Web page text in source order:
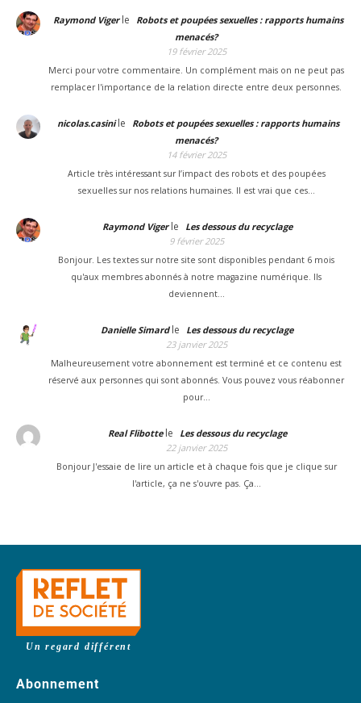
Raymond Vigerle
Robots et poupées sexuelles : rapports humains
menacés?
19 février 2025
Merci pour votre commentaire. Un complément mais on ne peut pas
remplacer l'importance de la relation directe entre deux personnes.
nicolas.casinile
Robots et poupées sexuelles : rapports humains
menacés?
14 février 2025
Article très intéressant sur l’impact des robots et des poupées
sexuelles sur nos relations humaines. Il est vrai que ces…
Raymond Vigerle
Les dessous du recyclage
9 février 2025
Bonjour. Les textes sur notre site sont disponibles pendant 6 mois
qu'aux membres abonnés à notre magazine numérique. Ils
deviennent…
Danielle Simardle
Les dessous du recyclage
23 janvier 2025
Malheureusement votre abonnement est terminé et ce contenu est
réservé aux personnes qui sont abonnés. Vous pouvez vous réabonner
pour…
Real Flibottele
Les dessous du recyclage
22 janvier 2025
Bonjour J'essaie de lire un article et à chaque fois que je clique sur
l'article, ça ne s'ouvre pas. Ça…
Un regard différent
Abonnement